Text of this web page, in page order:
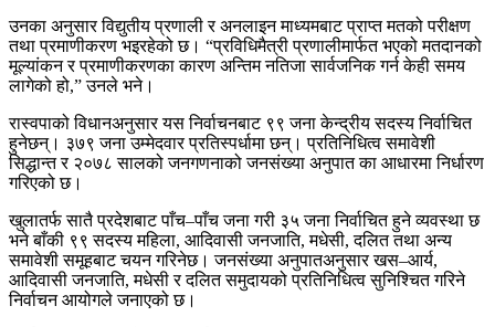
उनका अनुसार विद्युतीय प्रणाली र अनलाइन माध्यमबाट प्राप्त मतको परीक्षण
तथा प्रमाणीकरण भइरहेको छ। “प्रविधिमैत्री प्रणालीमार्फत भएको मतदानको
मूल्यांकन र प्रमाणीकरणका कारण अन्तिम नतिजा सार्वजनिक गर्न केही समय
लागेको हो,” उनले भने।
रास्वपाको विधानअनुसार यस निर्वाचनबाट ९९ जना केन्द्रीय सदस्य निर्वाचित
हुनेछन्। ३७९ जना उम्मेदवार प्रतिस्पर्धामा छन्। प्रतिनिधित्व समावेशी
सिद्धान्त र २०७८ सालको जनगणनाको जनसंख्या अनुपात का आधारमा निर्धारण
गरिएको छ।
खुलातर्फ सातै प्रदेशबाट पाँच–पाँच जना गरी ३५ जना निर्वाचित हुने व्यवस्था छ
भने बाँकी ९९ सदस्य महिला, आदिवासी जनजाति, मधेसी, दलित तथा अन्य
समावेशी समूहबाट चयन गरिनेछ। जनसंख्या अनुपातअनुसार खस–आर्य,
आदिवासी जनजाति, मधेसी र दलित समुदायको प्रतिनिधित्व सुनिश्चित गरिने
निर्वाचन आयोगले जनाएको छ।